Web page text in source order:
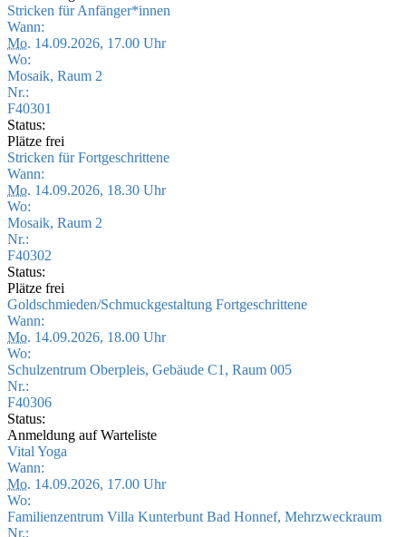
Stricken für Anfänger*innen
Wann:
Mo. 14.09.2026, 17.00 Uhr
Wo:
Mosaik, Raum 2
Nr.:
F40301
Status:
Plätze frei
Stricken für Fortgeschrittene
Wann:
Mo. 14.09.2026, 18.30 Uhr
Wo:
Mosaik, Raum 2
Nr.:
F40302
Status:
Plätze frei
Goldschmieden/Schmuckgestaltung Fortgeschrittene
Wann:
Mo. 14.09.2026, 18.00 Uhr
Wo:
Schulzentrum Oberpleis, Gebäude C1, Raum 005
Nr.:
F40306
Status:
Anmeldung auf Warteliste
Vital Yoga
Wann:
Mo. 14.09.2026, 17.00 Uhr
Wo:
Familienzentrum Villa Kunterbunt Bad Honnef, Mehrzweckraum
Nr.: